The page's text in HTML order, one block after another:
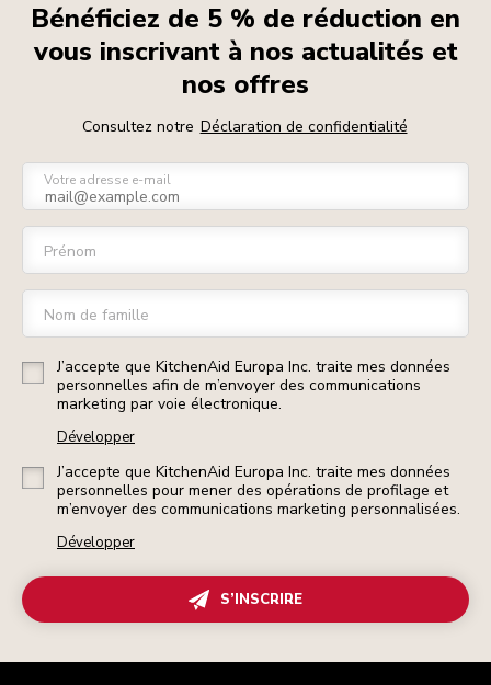
Bénéficiez de 5 % de réduction en
vous inscrivant à nos actualités et
nos offres
Consultez notre Déclaration de confidentialité
Votre adresse e-mail
Prénom
Nom de famille
J’accepte que KitchenAid Europa Inc. traite mes données
personnelles afin de m’envoyer des communications
marketing par voie électronique.
Développer
J’accepte que KitchenAid Europa Inc. traite mes données
personnelles pour mener des opérations de profilage et
m’envoyer des communications marketing personnalisées.
Développer
S’INSCRIRE